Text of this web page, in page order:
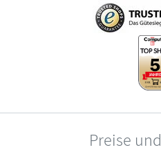
Preise